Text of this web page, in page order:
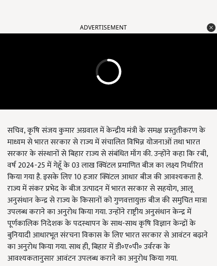
ADVERTISEMENT
सचिव, कृषि संजय कुमार अग्रवाल में केन्द्रीय मंत्री के समक्ष प्रस्तुतीकरण के
माध्यम से भारत सरकार से राज्य में संचालित विभिन्न योजनाओं तथा भारत
सरकार के संस्थानों से बिहार राज्य से संबंधित माँग की. उन्होंने कहा कि रबी,
वर्ष 2024-25 में गेहूँ के 03 लाख क्विंटल प्रमाणित बीज का लक्ष्य निर्धारित
किया गया है. इसके लिए 10 हजार क्विंटल आधार बीज की आवश्यकता है.
राज्य में संकर प्रभेद के बीज उत्पादन में भारत सरकार से सहयोग, आलू
अनुसंधान केन्द्र से राज्य के किसानों को गुणवत्तायुक्त बीज की समुचित मात्रा
उपलब्ध कराने का अनुरोध किया गया. उन्होंने राष्ट्रीय अनुसंधान केन्द्र में
पूर्णकालिक निदेशक के पदस्थापन के साथ-साथ कृषि विज्ञान केन्द्रों के
बुनियादी आधारभूत संरचना विकास के लिए भारत सरकार से आवंटन बढ़ाने
का अनुरोध किया गया. साथ ही, बिहार में डी॰ए॰पी॰ उर्वरक के
आवश्यकतानुसार आवंटन उपलब्ध कराने का अनुरोध किया गया.